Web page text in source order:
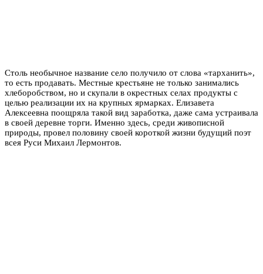
Столь необычное название село получило от слова «тарханить»,
то есть продавать. Местные крестьяне не только занимались
хлеборобством, но и скупали в окрестных селах продукты с
целью реализации их на крупных ярмарках. Елизавета
Алексеевна поощряла такой вид заработка, даже сама устраивала
в своей деревне торги. Именно здесь, среди живописной
природы, провел половину своей короткой жизни будущий поэт
всея Руси Михаил Лермонтов.